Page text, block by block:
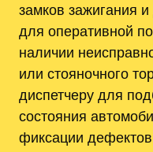
замков зажигания
для оперативной
наличии
или стояночного
диспетчеру для
состояния
фиксации